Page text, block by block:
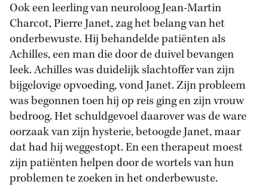
Ook een leerling van neuroloog Jean-Martin
Charcot, Pierre Janet, zag het belang van het
onderbewuste. Hij behandelde patiënten als
Achilles, een man die door de duivel bevangen
leek. Achilles was duidelijk slachtoffer van zijn
bijgelovige opvoeding, vond Janet. Zijn probleem
was begonnen toen hij op reis ging en zijn vrouw
bedroog. Het schuldgevoel daarover was de ware
oorzaak van zijn hysterie, betoogde Janet, maar
dat had hij weggestopt. En een therapeut moest
zijn patiënten helpen door de wortels van hun
problemen te zoeken in het onderbewuste.